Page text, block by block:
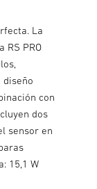
La
RS PRO
diseño
con
dos
sensor en
15,1 W